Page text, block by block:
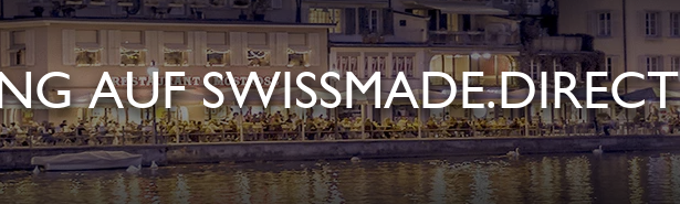
AUF SWISSMADE.DIRECT